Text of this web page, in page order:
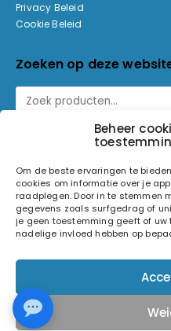
Beheer
Om de beste ervaringen te
cookies om informatie over je
raadplegen. Door in te stemmen
gegevens zoals surfgedrag of
je geen toestemming geeft of
nadelige invloed hebben op
Privacy Beleid
Cookie Beleid
Zoeken op deze
© 2026 Light and Sound
Volg ons op